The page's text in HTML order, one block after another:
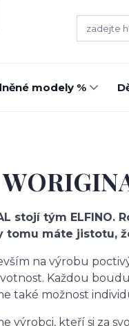
modely %
stojí tým
tomu máte jistotu,
na výrobu
Každou
také možnost
výrobci, kteří si za